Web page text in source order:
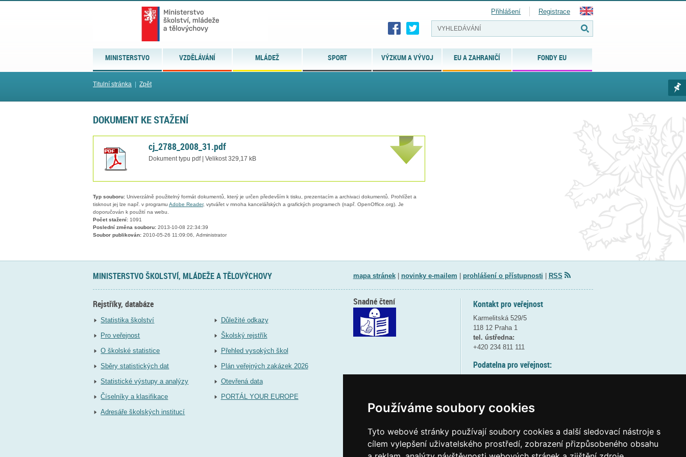
Používáme soubory cookies
Tyto webové stránky používají soubory cookies a další sledovací nástroje s
cílem vylepšení uživatelského prostředí, zobrazení přizpůsobeného obsahu
MINISTERSTVO VZDĚLÁVÁNÍ MLÁDEŽ SPORT VÝZKUM A VÝVOJ EU A ZAHRANIČÍ FONDY EU
Přihlášení Registrace
Titulní stránka Zpět
DOKUMENT KE STAŽENÍ
cj_2788_2008_31.pdf
Dokument typu pdf | Velikost 329,17 kB
Typ souboru: Univerzálně použitelný formát dokumentů, který je určen především k tisku, prezentacím a archivaci dokumentů. Prohlížet a
tisknout jej lze např. v programu Adobe Reader, vytvářet v mnoha kancelářských a grafických programech (např. OpenOffice.org). Je
doporučován k použití na webu.
Počet stažení: 1091
Poslední změna souboru: 2013-10-08 22:34:39
Soubor publikován: 2010-05-26 11:09:06, Administrator
MINISTERSTVO ŠKOLSTVÍ, MLÁDEŽE A TĚLOVÝCHOVY mapa stránek| novinky e-mailem prohlášení o přístupnosti RSS
Rejstříky, databáze
Statistika školství
Pro veřejnost
O školské statistice
Sběry statistických dat
Statistické výstupy a analýzy
Číselníky a klasifikace
Adresáře školských institucí
Důležité odkazy
Školský rejstřík
Přehled vysokých škol
Plán veřejných zakázek 2026
Otevřená data
PORTÁL YOUR EUROPE
Kontakt pro veřejnost
Karmelitská 529/5
118 12 Praha 1
tel. ústředna:
+420 234 811 111
Podatelna pro veřejnost:
(více informací
Elektronická podatelna:
Snadné čtení